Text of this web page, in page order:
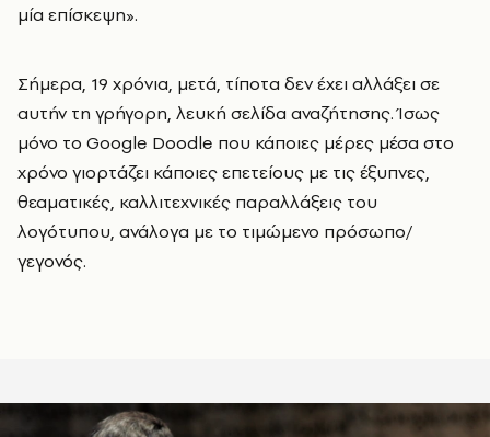
μία επίσκεψη».
Σήμερα, 19 χρόνια, μετά, τίποτα δεν έχει αλλάξει σε
αυτήν τη γρήγορη, λευκή σελίδα αναζήτησης. Ίσως
μόνο το Google Doodle που κάποιες μέρες μέσα στο
χρόνο γιορτάζει κάποιες επετείους με τις έξυπνες,
θεαματικές, καλλιτεχνικές παραλλάξεις του
λογότυπου, ανάλογα με το τιμώμενο πρόσωπο/
γεγονός.